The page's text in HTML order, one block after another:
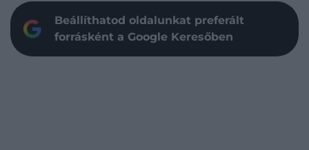
Beállíthatod oldalunkat preferált
forrásként a Google Keresőben